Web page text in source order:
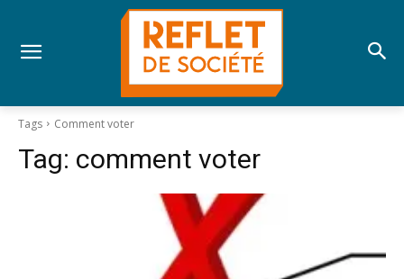
Tags Comment voter
Tag: comment voter